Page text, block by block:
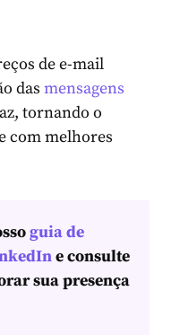
de e-mail
das mensagens
tornando o
com melhores
guia de
e consulte
sua presença